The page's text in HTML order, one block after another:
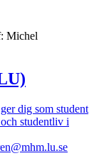
dig som student
studentliv i